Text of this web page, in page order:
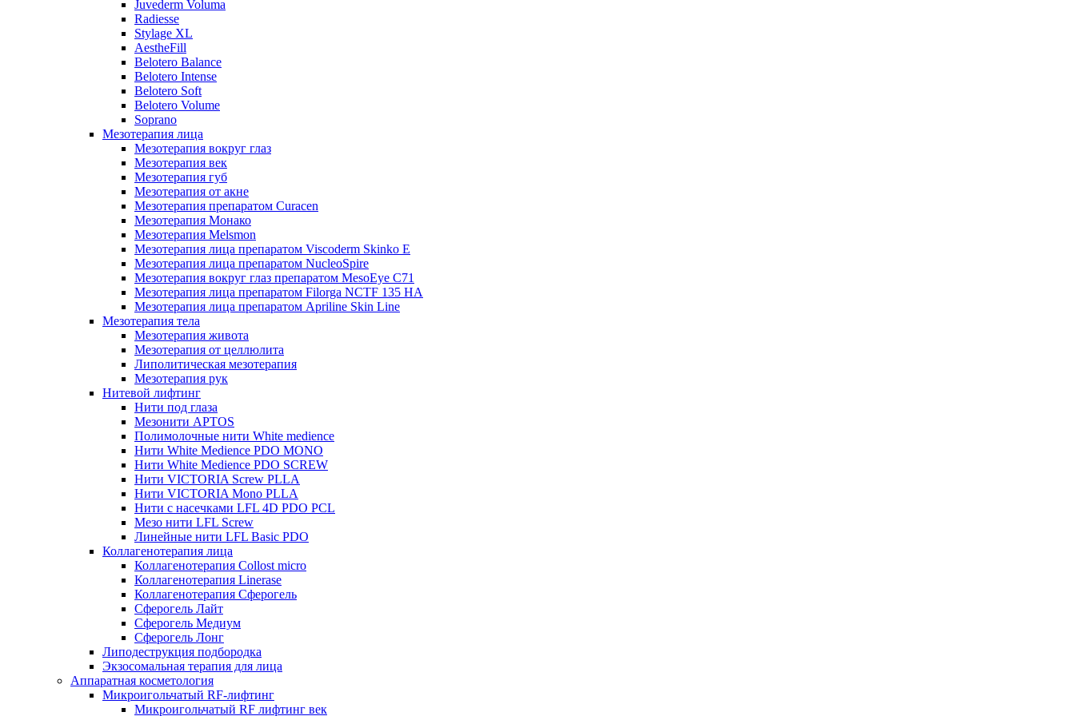
Juvederm Voluma
Radiesse
Stylage XL
AestheFill
Belotero Balance
Belotero Intense
Belotero Soft
Belotero Volume
Soprano
Мезотерапия лица
Мезотерапия вокруг глаз
Мезотерапия век
Мезотерапия губ
Мезотерапия от акне
Мезотерапия препаратом Curacen
Мезотерапия Монако
Мезотерапия Melsmon
Мезотерапия лица препаратом Viscoderm Skinko E
Мезотерапия лица препаратом NucleoSpire
Мезотерапия вокруг глаз препаратом MesoEye С71
Мезотерапия лица препаратом Filorga NCTF 135 HA
Мезотерапия лица препаратом Apriline Skin Line
Мезотерапия тела
Мезотерапия живота
Мезотерапия от целлюлита
Липолитическая мезотерапия
Мезотерапия рук
Нитевой лифтинг
Нити под глаза
Мезонити APTOS
Полимолочные нити White medience
Нити White Medience PDO MONO
Нити White Medience PDO SCREW
Нити VICTORIA Screw PLLA
Нити VICTORIA Mono PLLA
Нити с насечками LFL 4D PDO PCL
Мезо нити LFL Screw
Линейные нити LFL Basic PDO
Коллагенотерапия лица
Коллагенотерапия Collost micro
Коллагенотерапия Linerase
Коллагенотерапия Сферогель
Сферогель Лайт
Сферогель Медиум
Сферогель Лонг
Липодеструкция подбородка
Экзосомальная терапия для лица
Аппаратная косметология
Микроигольчатый RF-лифтинг
Микроигольчатый RF лифтинг век